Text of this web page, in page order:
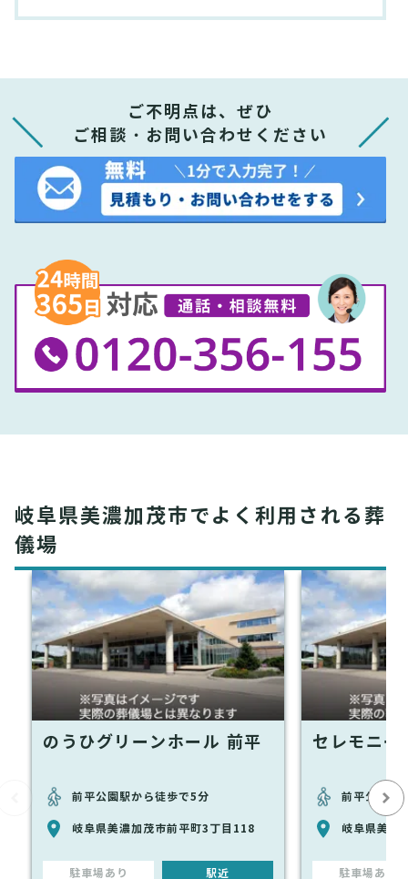
ご不明点は、ぜひ
ご相談・お問い合わせください
岐阜県美濃加茂市でよく利用される葬
儀場
のうひグリーンホール 前平
前平公園駅から徒歩で5分
岐阜県美濃加茂市前平町3丁目118
駐車場あり 駅近
セレモニー
前平公園駅
岐阜県美濃
駐車場あり